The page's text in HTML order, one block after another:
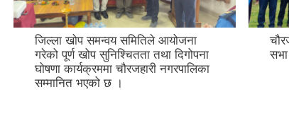
जिल्ला खोप समन्वय समितिले आयोजना
गरेको पूर्ण खोप सुनिश्चितता तथा दिगोपना
घोषणा कार्यक्रममा चौरजहारी नगरपालिका
सम्मानित भएको छ ।